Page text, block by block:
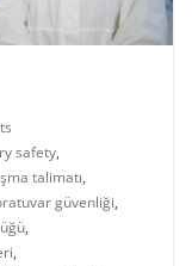
safety,
talimatı,
güvenliği,
,
,